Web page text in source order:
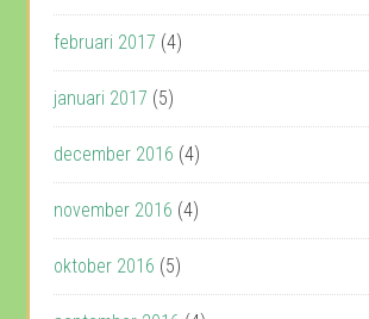
februari 2017 (4)
januari 2017 (5)
december 2016 (4)
november 2016 (4)
oktober 2016 (5)